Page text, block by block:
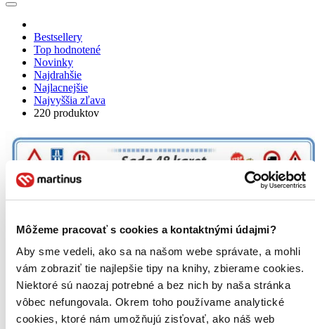
Môžeme pracovať s cookies a kontaktnými údajmi?
Aby sme vedeli, ako sa na našom webe správate, a mohli
vám zobraziť tie najlepšie tipy na knihy, zbierame cookies.
Niektoré sú naozaj potrebné a bez nich by naša stránka
vôbec nefungovala. Okrem toho používame analytické
cookies, ktoré nám umožňujú zisťovať, ako náš web
Bestsellery
Top hodnotené
Novinky
Najdrahšie
Najlacnejšie
Najvyššia zľava
220 produktov